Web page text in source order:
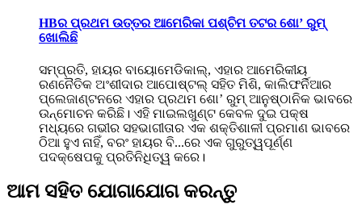
HBର ପ୍ରଥମ ଉତ୍ତର ଆମେରିକା ପଶ୍ଚିମ ତଟର ଶୋ’ ରୁମ୍
ଖୋଲିଛି
ସମ୍ପ୍ରତି, ହାୟର ବାୟୋମେଡିକାଲ୍, ଏହାର ଆମେରିକୀୟ
ରଣନୈତିକ ଅଂଶୀଦାର ଆପୋଷ୍ଟଲ୍ ସହିତ ମିଶି, କାଲିଫର୍ନିଆର
ପ୍ଲେଜାଣ୍ଟନରେ ଏହାର ପ୍ରଥମ ଶୋ’ ରୁମ୍ ଆନୁଷ୍ଠାନିକ ଭାବରେ
ଉନ୍ମୋଚନ କରିଛି। ଏହି ମାଇଲଖୁଣ୍ଟ କେବଳ ଦୁଇ ପକ୍ଷ
ମଧ୍ୟରେ ଗଭୀର ସହଭାଗୀତାର ଏକ ଶକ୍ତିଶାଳୀ ପ୍ରମାଣ ଭାବରେ
ଠିଆ ହୁଏ ନାହିଁ, ବରଂ ହାୟର ବି...ରେ ଏକ ଗୁରୁତ୍ୱପୂର୍ଣ୍ଣ
ପଦକ୍ଷେପକୁ ପ୍ରତିନିଧିତ୍ୱ କରେ।
ଆମ ସହିତ ଯୋଗାଯୋଗ କରନ୍ତୁ